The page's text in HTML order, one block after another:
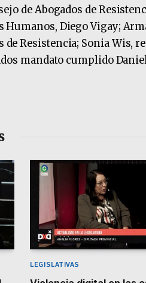
de Abogados de
Humanos, Diego Vigay;
de Resistencia; Sonia Wis,
mandato cumplido
LEGISLATIVAS